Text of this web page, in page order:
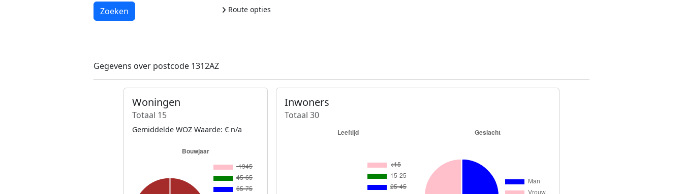
Route opties
Laden...
Zoeken
Gegevens over postcode 1312AZ
Woningen
Totaal 15
Gemiddelde WOZ Waarde: € n/a
Inwoners
Totaal 30